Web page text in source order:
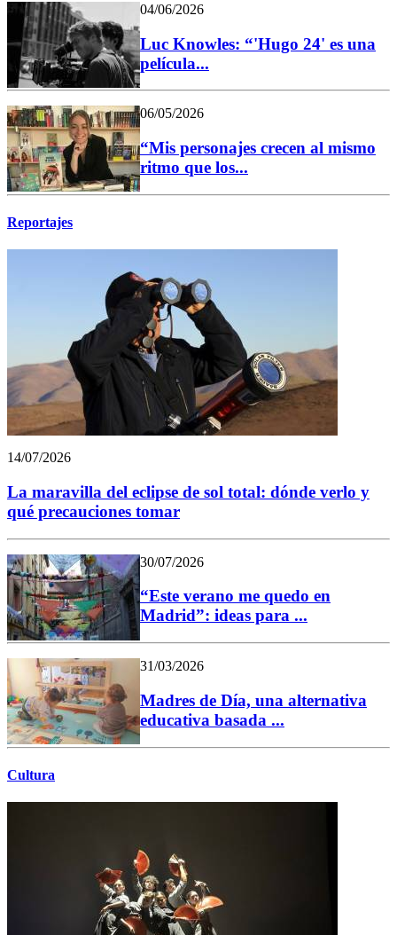
04/06/2026
Luc Knowles: “'Hugo 24' es una
película...
06/05/2026
“Mis personajes crecen al mismo
ritmo que los...
Reportajes
14/07/2026
La maravilla del eclipse de sol total: dónde verlo y
qué precauciones tomar
30/07/2026
“Este verano me quedo en
Madrid”: ideas para ...
31/03/2026
Madres de Día, una alternativa
educativa basada ...
Cultura